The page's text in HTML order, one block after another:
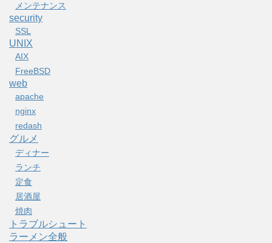
メンテナンス
security
SSL
UNIX
AIX
FreeBSD
web
apache
nginx
redash
グルメ
ディナー
ランチ
定食
居酒屋
焼肉
トラブルシュート
ラーメン全般